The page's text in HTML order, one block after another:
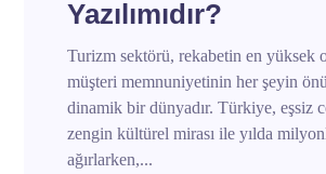
Yazılımıdır?
Turizm sektörü, rekabetin en yüksek
müşteri memnuniyetinin her şeyin
dinamik bir dünyadır. Türkiye, eşsiz
zengin kültürel mirası ile yılda
ağırlarken,...